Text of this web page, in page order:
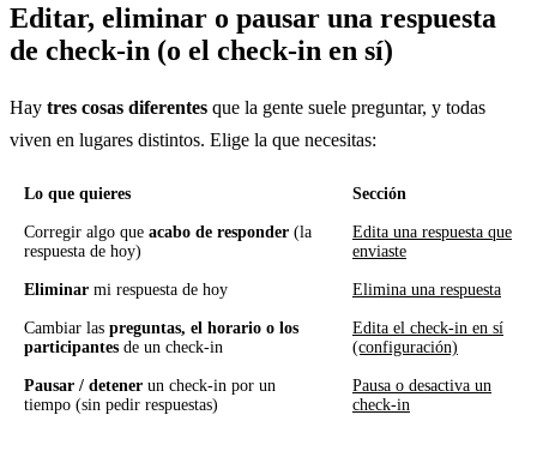
Editar, eliminar o pausar una respuesta
de check-in (o el check-in en sí)
Hay tres cosas diferentes que la gente suele preguntar, y todas
viven en lugares distintos. Elige la que necesitas:
Lo que quieres Sección
Corregir algo que acabo de responder (la
respuesta de hoy)
Edita una respuesta que
enviaste
Eliminar mi respuesta de hoy Elimina una respuesta
Cambiar las preguntas, el horario o los
participantes de un check-in
Edita el check-in en sí
(configuración)
Pausar / detener un check-in por un
tiempo (sin pedir respuestas)
Pausa o desactiva un
check-in